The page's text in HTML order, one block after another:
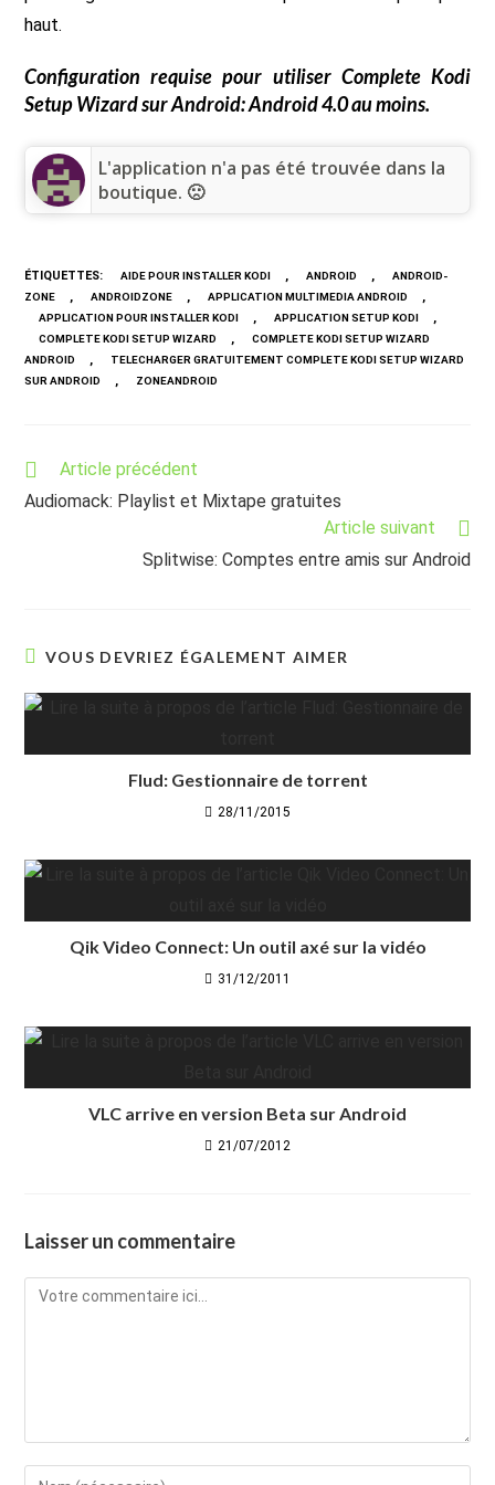
haut.
Configuration requise pour utiliser Complete Kodi
Setup Wizardsur Android: Android 4.0 au moins.
L'application n'a pas été trouvée dans la
boutique. 🙁
ÉTIQUETTES: AIDE POUR INSTALLER KODI , ANDROID ,
ANDROID-
ZONE
, ANDROIDZONE , APPLICATION MULTIMEDIA ANDROID ,
APPLICATION POUR INSTALLER KODI , APPLICATION SETUP KODI ,
COMPLETE KODI SETUP WIZARD ,
COMPLETE KODI SETUP WIZARD
ANDROID
,
TELECHARGER GRATUITEMENT COMPLETE KODI SETUP WIZARD
SUR ANDROID
, ZONEANDROID
Read
articles
Article précédent
Audiomack: Playlist et Mixtape gratuites
Article suivant
Splitwise: Comptes entre amis sur Android
VOUS DEVRIEZ ÉGALEMENT AIMER
Flud: Gestionnaire de torrent
28/11/2015
Qik Video Connect: Un outil axé sur la vidéo
31/12/2011
VLC arrive en version Beta sur Android
21/07/2012
Laisser un commentaire
Comment
Enter